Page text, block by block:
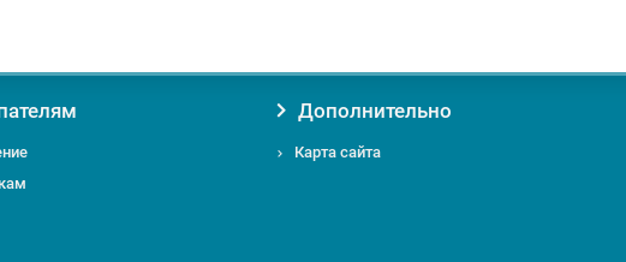
Дополнительно
Карта сайта